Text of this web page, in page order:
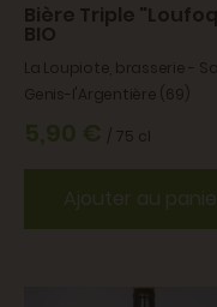
Bière Triple
BIO
La Loupiote, brasserie -
Genis-l'Argentière (69)
5,90 € / 75 cl
Ajouter au